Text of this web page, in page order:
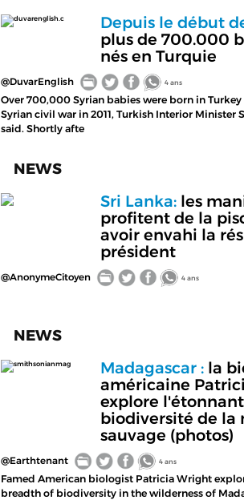
duvarenglish.c
Depuis le début
plus de 700.000
nés en Turquie
@DuvarEnglish 4 ans
Over 700,000 Syrian babies were born in
Syrian civil war in 2011, Turkish Interior Minister
said. Shortly afte
NEWS
Sri Lanka:les
profitent de la
avoir envahi la
président
@AnonymeCitoyen 4 ans
NEWS
smithsonianmag Madagascar :la
américaine
explore
biodiversité de la
sauvage (photos)
@Earthtenant 4 ans
Famed American biologist Patricia Wright
breadth of biodiversity in the wilderness of